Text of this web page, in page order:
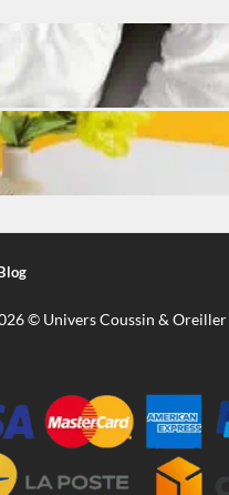
© Univers Coussin & Oreiller